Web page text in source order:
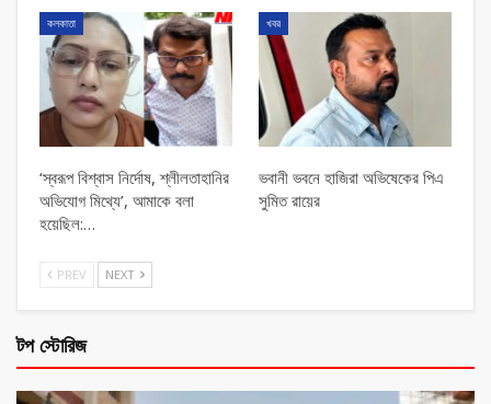
কলকাতা
‘স্বরূপ বিশ্বাস নির্দোষ, শ্লীলতাহানির
অভিযোগ মিথ্যে’, আমাকে বলা
হয়েছিল:…
খবর
ভবানী ভবনে হাজিরা অভিষেকের পিএ
সুমিত রায়ের
PREV NEXT
টপ স্টোরিজ